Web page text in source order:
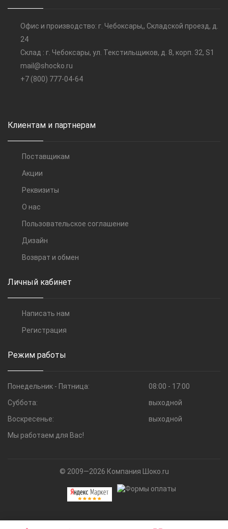
Офис и производство: г. Чебоксары,, Складской проезд, д.
24
Склад : г. Чебоксары, ул. Текстильщиков, д. 8, корп. 32, S1
mail@shocko.ru
+7 (800) 777-04-64
Клиентам и партнерам
Поставщикам
Акции
Реквизиты
О нас
Пользовательское соглашение
Дизайн
Возврат и обмен
Личный кабинет
Написать нам
Регистрация
Режим работы
Понедельник - Пятница:
08:00 - 17:00
Суббота:
выходной
Воскресенье:
выходной
Мы работаем для Вас!
© 2009—2026 Компания Шоко.ru